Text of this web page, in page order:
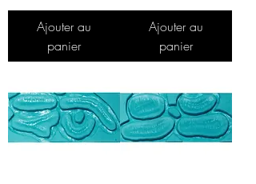
Ajouter au
panier
Ajouter au
panier